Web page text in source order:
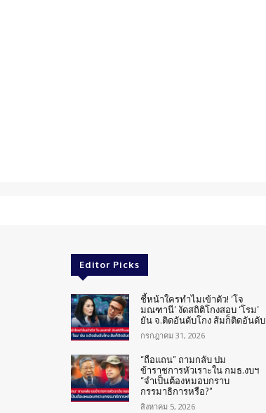
Editor Picks
ชี้หน้าใครทำไมเข้าตัว! ‘โจ
มณฑานี’ งัดสถิติโกงสอบ ‘โรม’
ยัน จ.ติดอันดับโกง ส้มก็ติดอันดับ
กรกฎาคม 31, 2026
“ถือแถน” ถามกลับ ปม
ข้าราชการหัวเราะใน กมธ.งบฯ
“จำเป็นต้องหมอบกราบ
กรรมาธิการหรือ?”
สิงหาคม 5, 2026